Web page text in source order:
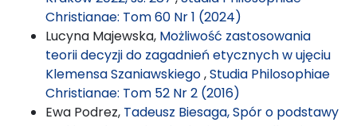
Christianae: Tom 60 Nr 1 (2024)
Lucyna Majewska, Możliwość zastosowania
teorii decyzji do zagadnień etycznych w ujęciu
Klemensa Szaniawskiego,Studia Philosophiae
Christianae: Tom 52 Nr 2 (2016)
Ewa Podrez, Tadeusz Biesaga, Spór o podstawy